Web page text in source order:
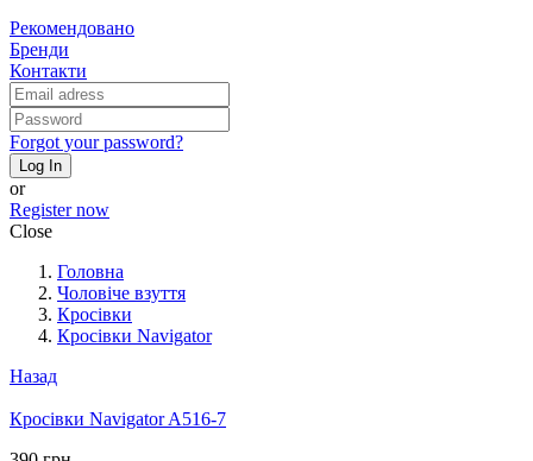
Рекомендовано
Бренди
Контакти
Forgot your password?
Log In
or
Register now
Close
Головна
Чоловіче взуття
Кросівки
Кросівки Navigator
Назад
Кросівки Navigator A516-7